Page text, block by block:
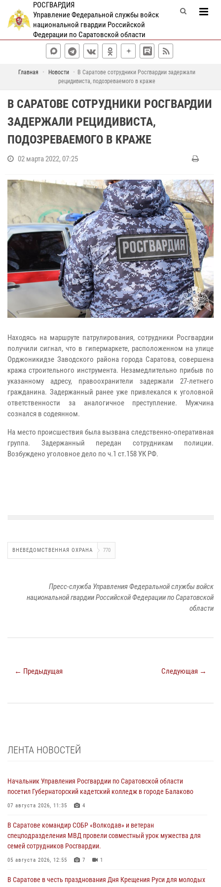
РОСГВАРДИЯ
Управление Федеральной службы войск
национальной гвардии Российской
Федерации по Саратовской области
Главная Новости
В Саратове сотрудники Росгвардии задержали
рецидивиста, подозреваемого в краже
В САРАТОВЕ СОТРУДНИКИ РОСГВАРДИИ
ЗАДЕРЖАЛИ РЕЦИДИВИСТА,
ПОДОЗРЕВАЕМОГО В КРАЖЕ
02 марта 2022, 07:25
Находясь на маршруте патрулирования, сотрудники Росгвардии
получили сигнал, что в гипермаркете, расположенном на улице
Орджоникидзе Заводского района города Саратова, совершена
кража строительного инструмента. Незамедлительно прибыв по
указанному адресу, правоохранители задержали 27-летнего
гражданина. Задержанный ранее уже привлекался к уголовной
ответственности за аналогичное преступление. Мужчина
сознался в содеянном.
На место происшествия была вызвана следственно-оперативная
группа. Задержанный передан сотрудникам полиции.
Возбуждено уголовное дело по ч.1 ст.158 УК РФ.
ВНЕВЕДОМСТВЕННАЯ ОХРАНА 770
Пресс-служба Управления Федеральной службы войск
национальной гвардии Российской Федерации по Саратовской
области
← Предыдущая Следующая →
ЛЕНТА НОВОСТЕЙ
Начальник Управления Росгвардии по Саратовской области
посетил Губернаторский кадетский колледж в городе Балаково
07 августа 2026, 11:35 4
В Саратове командир СОБР «Волкодав» и ветеран
спецподразделения МВД провели совместный урок мужества для
семей сотрудников Росгвардии.
05 августа 2026, 12:55 7 1
В Саратове в честь празднования Дня Крещения Руси для молодых